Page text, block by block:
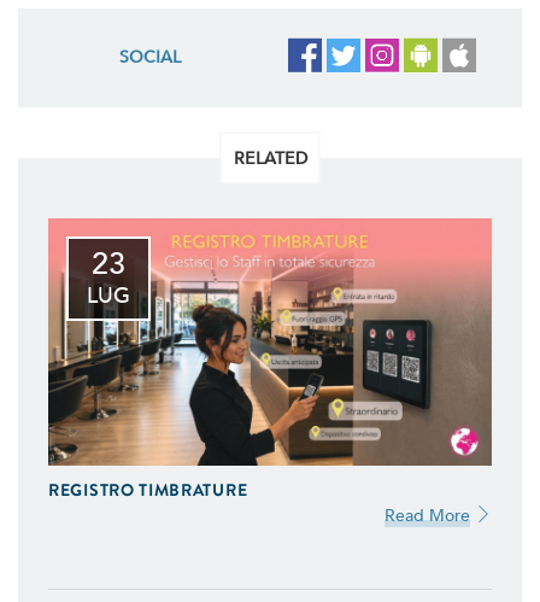
SOCIAL
RELATED
23
LUG
REGISTRO TIMBRATURE
Read More